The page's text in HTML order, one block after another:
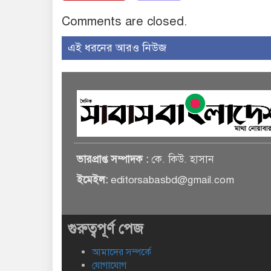
Comments are closed.
এই ধরনের আরও নিউজ
ভারপ্রাপ্ত সম্পাদক : কে. কিউ. হাসান
ইমেইল: editorsabasbd@gmail.com
গুরুত্বপূর্ণ পেজ
আমাদের সম্পর্কে
যোগাযোগ